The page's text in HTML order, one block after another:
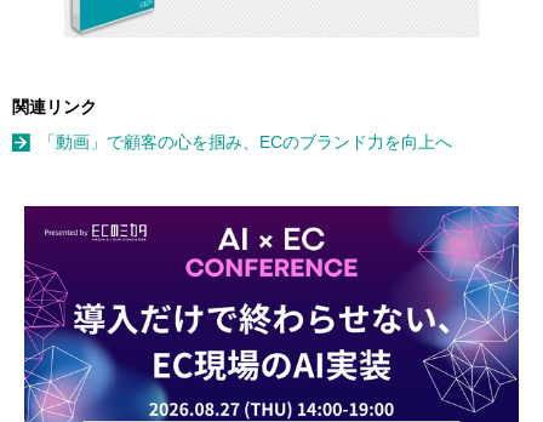
関連リンク
「動画」で顧客の心を掴み、ECのブランド力を向上へ